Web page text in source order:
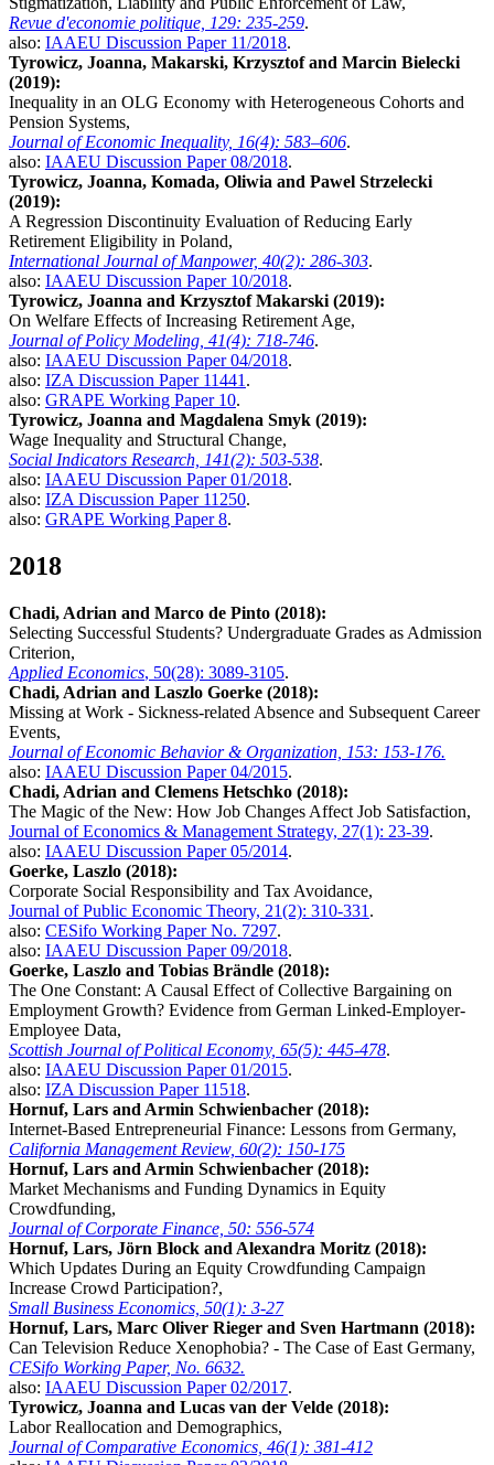
Revue d'economie politique, 129: 235-259.
also: IAAEU Discussion Paper 11/2018.
Tyrowicz, Joanna, Makarski, Krzysztof and Marcin Bielecki
(2019):
Inequality in an OLG Economy with Heterogeneous Cohorts and
Pension Systems,
Journal of Economic Inequality, 16(4): 583–606.
also: IAAEU Discussion Paper 08/2018.
Tyrowicz, Joanna, Komada, Oliwia and Pawel Strzelecki
(2019):
A Regression Discontinuity Evaluation of Reducing Early
Retirement Eligibility in Poland,
International Journal of Manpower, 40(2): 286-303.
also: IAAEU Discussion Paper 10/2018.
Tyrowicz, Joanna and Krzysztof Makarski (2019):
On Welfare Effects of Increasing Retirement Age,
Journal of Policy Modeling, 41(4): 718-746.
also: IAAEU Discussion Paper 04/2018.
also: IZA Discussion Paper 11441 .
also: GRAPE Working Paper 10.
Tyrowicz, Joanna and Magdalena Smyk (2019):
Wage Inequality and Structural Change,
Social Indicators Research, 141(2): 503-538.
also: IAAEU Discussion Paper 01/2018.
also: IZA Discussion Paper 11250.
also: GRAPE Working Paper 8.
2018
Chadi, Adrian and Marco de Pinto (2018):
Selecting Successful Students? Undergraduate Grades as Admission
Criterion,
Applied Economics, 50(28): 3089-3105.
Chadi, Adrian and Laszlo Goerke (2018):
Missing at Work - Sickness-related Absence and Subsequent Career
Events,
Journal of Economic Behavior & Organization, 153: 153-176.
also: IAAEU Discussion Paper 04/2015.
Chadi, Adrian and Clemens Hetschko (2018):
The Magic of the New: How Job Changes Affect Job Satisfaction,
Journal of Economics & Management Strategy, 27(1): 23-39.
also: IAAEU Discussion Paper 05/2014.
Goerke, Laszlo (2018):
Corporate Social Responsibility and Tax Avoidance,
Journal of Public Economic Theory, 21(2): 310-331 .
also: CESifo Working Paper No. 7297.
also: IAAEU Discussion Paper 09/2018.
Goerke, Laszlo and Tobias Brändle (2018):
The One Constant: A Causal Effect of Collective Bargaining on
Employment Growth? Evidence from German Linked-Employer-
Employee Data,
Scottish Journal of Political Economy, 65(5): 445-478.
also: IAAEU Discussion Paper 01/2015.
also: IZA Discussion Paper 11518.
Hornuf, Lars and Armin Schwienbacher (2018):
Internet-Based Entrepreneurial Finance: Lessons from Germany,
California Management Review, 60(2): 150-175
Hornuf, Lars and Armin Schwienbacher (2018):
Market Mechanisms and Funding Dynamics in Equity
Crowdfunding,
Journal of Corporate Finance, 50: 556-574
Hornuf, Lars, Jörn Block and Alexandra Moritz (2018):
Which Updates During an Equity Crowdfunding Campaign
Increase Crowd Participation?,
Small Business Economics, 50(1): 3-27
Hornuf, Lars, Marc Oliver Rieger and Sven Hartmann (2018):
Can Television Reduce Xenophobia? - The Case of East Germany,
CESifo Working Paper, No. 6632.
also: IAAEU Discussion Paper 02/2017.
Tyrowicz, Joanna and Lucas van der Velde (2018):
Labor Reallocation and Demographics,
Journal of Comparative Economics, 46(1): 381-412